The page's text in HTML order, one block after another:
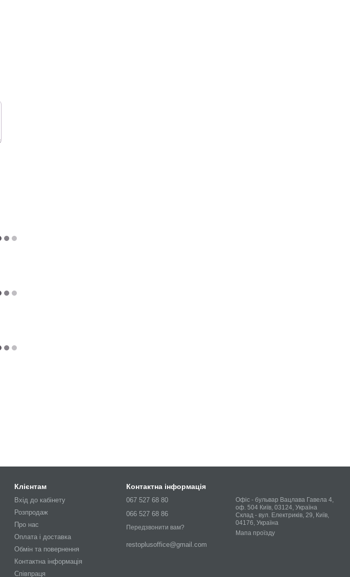
Клієнтам
Вхід до кабінету
Розпродаж
Про нас
Оплата і доставка
Обмін та повернення
Контактна інформація
Співпраця
Контактна інформація
067 527 68 80
066 527 68 86
Передзвонити вам?
restoplusoffice@gmail.com
Офіс - бульвар Вацлава Гавела 4,
оф. 504 Київ, 03124, Україна
Склад - вул. Електриків, 29, Київ,
04176, Україна
Мапа проїзду